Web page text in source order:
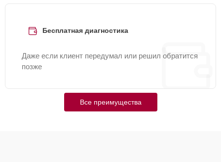
Бесплатная диагностика
Даже если клиент передумал или решил обратится
позже
Все преимущества